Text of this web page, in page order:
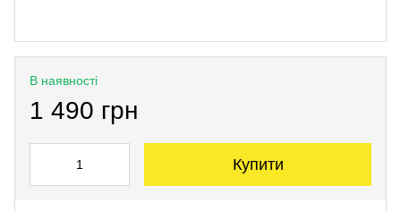
В наявності
1 490 грн
Купити